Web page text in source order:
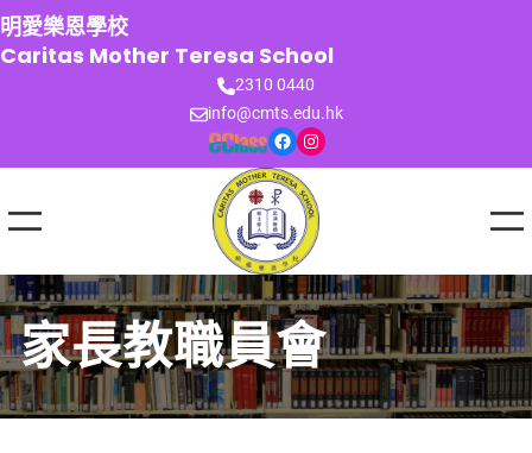
跳
至
主
明愛樂恩學校
Caritas Mother Teresa School
2310 0440
info@cmts.edu.hk
Facebook Instagram
家長教職員會